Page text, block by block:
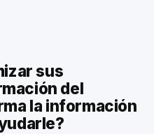
sus
del
la información